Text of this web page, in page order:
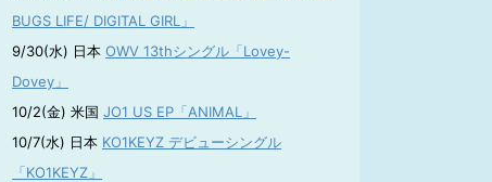
BUGS LIFE/ DIGITAL GIRL」
9/30(水) 日本 OWV 13thシングル「Lovey-
Dovey」
10/2(金) 米国 JO1 US EP「ANIMAL」
10/7(水) 日本 KO1KEYZ デビューシングル
「KO1KEYZ」